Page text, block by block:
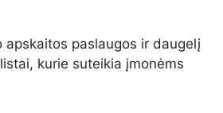
paslaugos ir daugelį
kurie suteikia įmonėms